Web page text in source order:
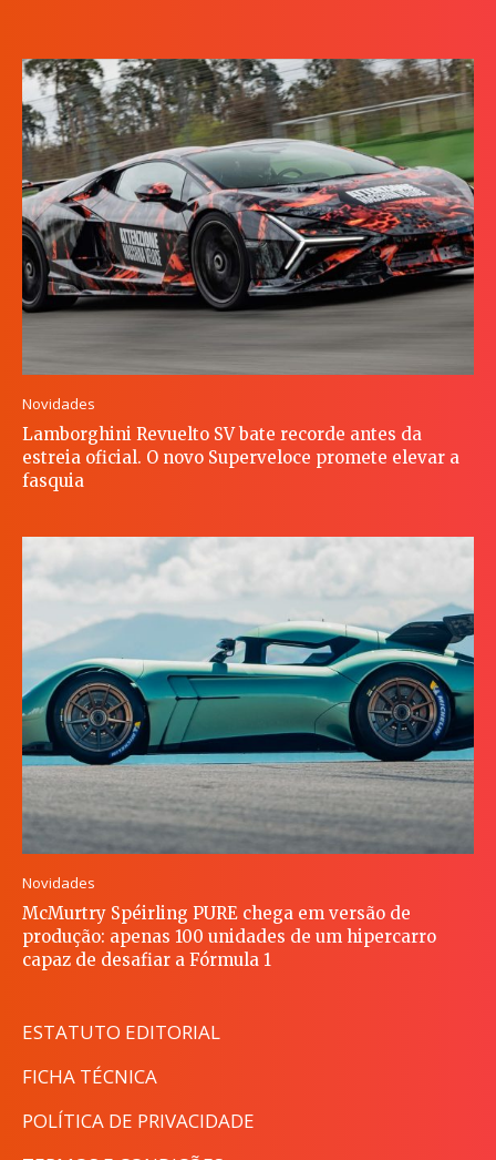
Novidades
Lamborghini Revuelto SV bate recorde antes da
estreia oficial. O novo Superveloce promete elevar a
fasquia
Novidades
McMurtry Spéirling PURE chega em versão de
produção: apenas 100 unidades de um hipercarro
capaz de desafiar a Fórmula 1
ESTATUTO EDITORIAL
FICHA TÉCNICA
POLÍTICA DE PRIVACIDADE